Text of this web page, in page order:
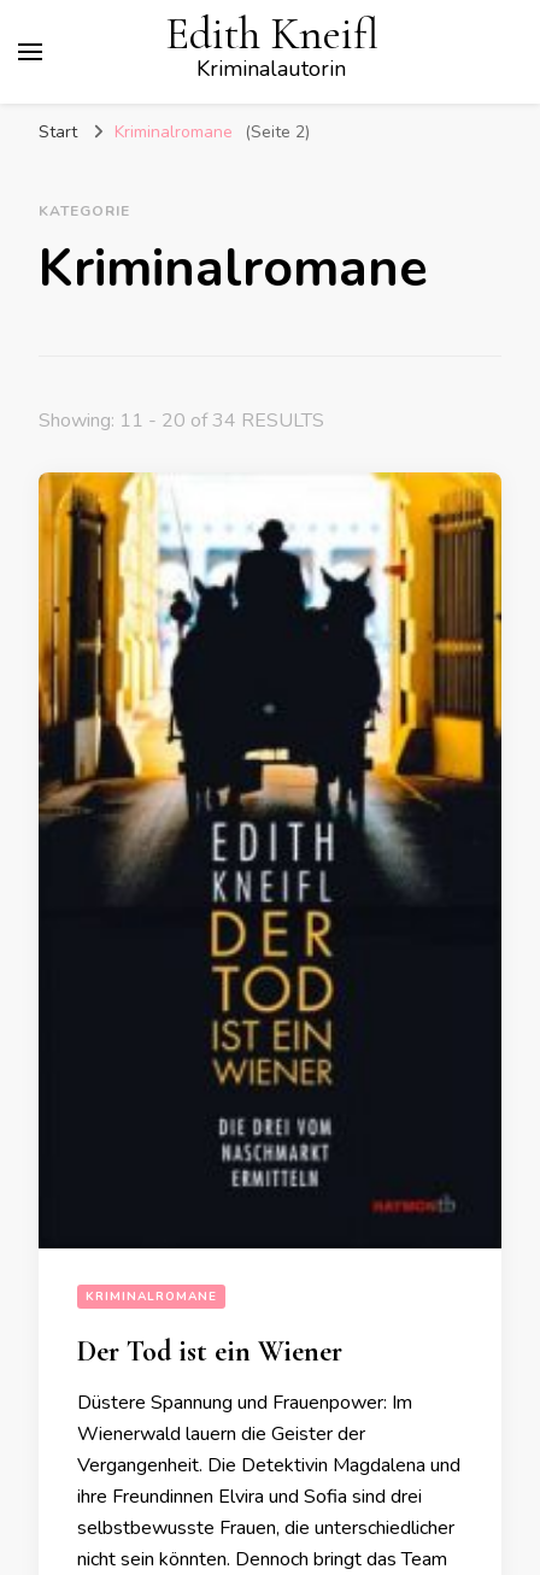
Edith Kneifl
Kriminalautorin
Start Kriminalromane (Seite 2)
KATEGORIE
Kriminalromane
Showing: 11 - 20 of 34 RESULTS
KRIMINALROMANE
Der Tod ist ein Wiener
Düstere Spannung und Frauenpower: Im
Wienerwald lauern die Geister der
Vergangenheit. Die Detektivin Magdalena und
ihre Freundinnen Elvira und Sofia sind drei
selbstbewusste Frauen, die unterschiedlicher
nicht sein könnten. Dennoch bringt das Team